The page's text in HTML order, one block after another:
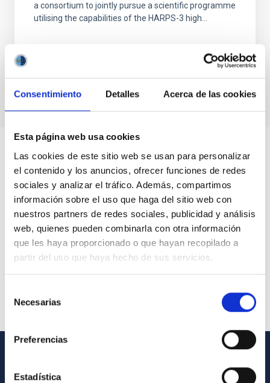
Consentimiento Detalles Acerca de las cookies
Esta página web usa cookies
Las cookies de este sitio web se usan para personalizar
el contenido y los anuncios, ofrecer funciones de redes
sociales y analizar el tráfico. Además, compartimos
información sobre el uso que haga del sitio web con
nuestros partners de redes sociales, publicidad y análisis
web, quienes pueden combinarla con otra información
que les haya proporcionado o que hayan recopilado a
partir del uso que haya hecho de sus servicios.
Necesarias
Preferencias
Estadística
a consortium to jointly pursue a scientific programme
utilising the capabilities of the HARPS-3 high...